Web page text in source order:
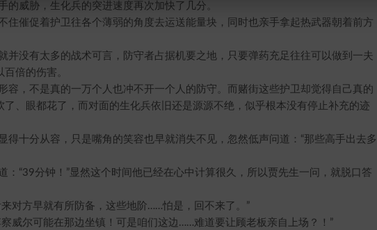
威胁，生化兵的突进速度再次加快了几分。
催促着护卫往各个薄弱的角度去运送能量块，同时也亲手拿起热武器朝着前方
没有太多的战术可言，防守者占据机要之地，只要弹药充足往往可以做到一夫
倍的伤害。
，不是真的一万个人也冲不开一个人的防守。而赌街这些护卫却觉得自己真的
了、眼都花了，而对面的生化兵依旧还是源源不绝，似乎根本没有停止补充的迹
十分从容，只是嘴角的笑容也早就消失不见，忽然低声问道：“那些高手出去多
“39分钟！”显然这个时间他已经在心中计算很久，所以贾先生一问，就脱口答
方早就有所防备，这些地阶……怕是，回不来了。”
尔可能在那边坐镇！可是咱们这边……难道要让顾老板亲自上场？！”